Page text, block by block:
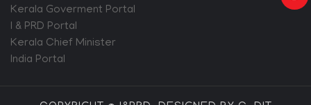
Kerala Goverment Portal
I & PRD Portal
Kerala Chief Minister
India Portal